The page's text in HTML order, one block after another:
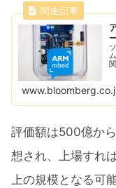
評価額は500億か
想され、上場すれ
上の規模となる可能